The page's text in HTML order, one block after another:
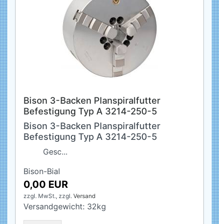
Bison 3-Backen Planspiralfutter
Befestigung Typ A 3214-250-5
Bison 3-Backen Planspiralfutter
Befestigung Typ A 3214-250-5
Gesc...
Bison-Bial
0,00 EUR
zzgl. MwSt., zzgl. Versand
Versandgewicht: 32kg